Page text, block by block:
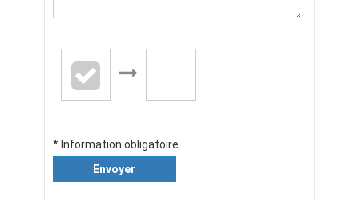
* Information obligatoire
Envoyer